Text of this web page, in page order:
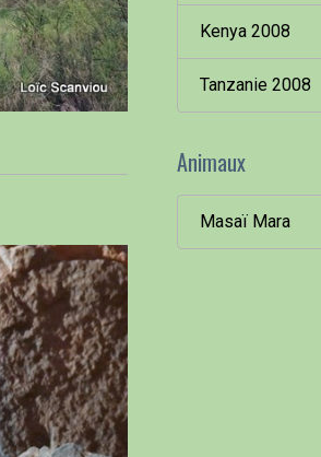
Kenya 2008
Tanzanie 2008
Animaux
Masaï Mara